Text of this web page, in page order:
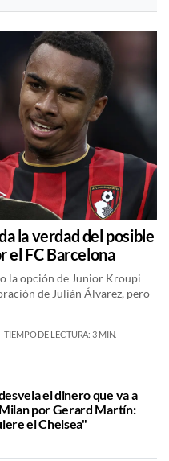
la verdad del posible
el FC Barcelona
la opción de Junior Kroupi
de Julián Álvarez, pero
TIEMPO DE LECTURA: 3 MIN.
el dinero que va a
por Gerard Martín:
el Chelsea"